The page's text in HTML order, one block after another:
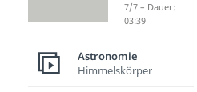
7/7 – Dauer:
03:39
Astronomie
Himmelskörper